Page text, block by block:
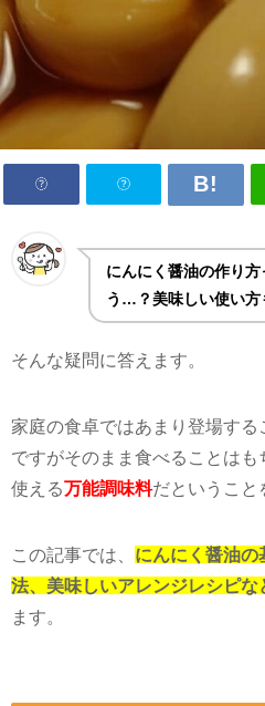
にんにく醤油の作り
う…？美味しい使い方
そんな疑問に答えます。
家庭の食卓ではあまり登場する
ですがそのまま食べることは
使える万能調味料だということ
この記事では、 にんにく醤油の
法、美味しいアレンジレシピな
ます。